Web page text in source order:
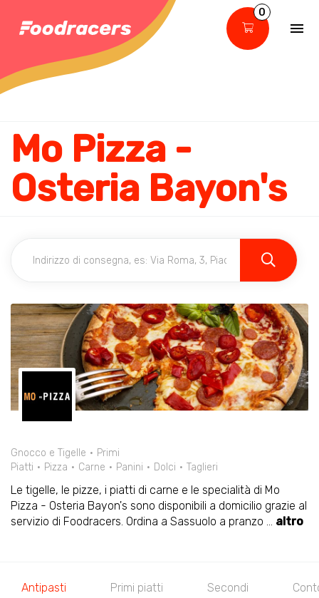
0
Mo Pizza -
Osteria Bayon's
Gnocco e Tigelle
Primi
Piatti
Pizza Carne Panini Dolci Taglieri
Le tigelle, le pizze, i piatti di carne e le specialità di Mo
Pizza - Osteria Bayon's sono disponibili a domicilio grazie al
servizio di Foodracers. Ordina a Sassuolo a pranzo ... altro
Antipasti Primi piatti Secondi